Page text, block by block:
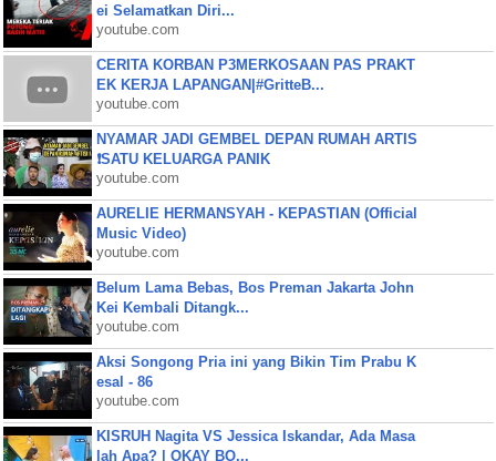
ei Selamatkan Diri...
youtube.com
CERITA KORBAN P3MERKOSAAN PAS PRAKT
EK KERJA LAPANGAN|#GritteB...
youtube.com
NYAMAR JADI GEMBEL DEPAN RUMAH ARTIS
❗SATU KELUARGA PANIK
youtube.com
AURELIE HERMANSYAH - KEPASTIAN (Official
Music Video)
youtube.com
Belum Lama Bebas, Bos Preman Jakarta John
Kei Kembali Ditangk...
youtube.com
Aksi Songong Pria ini yang Bikin Tim Prabu K
esal - 86
youtube.com
KISRUH Nagita VS Jessica Iskandar, Ada Masa
lah Apa? | OKAY BO...